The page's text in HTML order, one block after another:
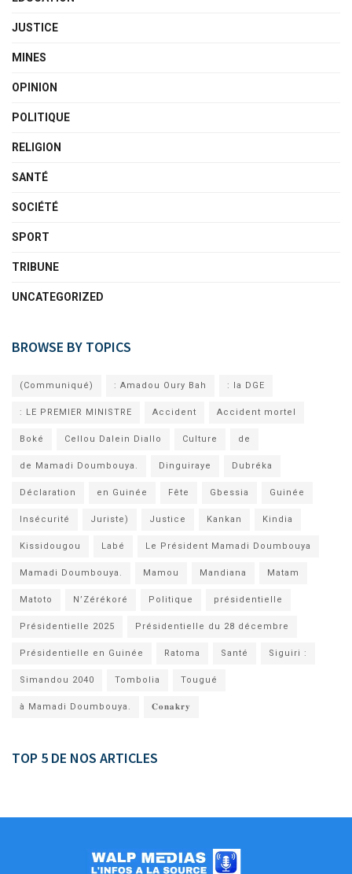
JUSTICE
MINES
OPINION
POLITIQUE
RELIGION
SANTÉ
SOCIÉTÉ
SPORT
TRIBUNE
UNCATEGORIZED
BROWSE BY TOPICS
(Communiqué) : Amadou Oury Bah : la DGE
: LE PREMIER MINISTRE Accident Accident mortel
Boké Cellou Dalein Diallo Culture de
de Mamadi Doumbouya. Dinguiraye Dubréka
Déclaration en Guinée Fête Gbessia Guinée
Insécurité Juriste) Justice Kankan Kindia
Kissidougou Labé Le Président Mamadi Doumbouya
Mamadi Doumbouya. Mamou Mandiana Matam
Matoto N’Zérékoré Politique présidentielle
Présidentielle 2025 Présidentielle du 28 décembre
Présidentielle en Guinée Ratoma Santé Siguiri :
Simandou 2040 Tombolia Tougué
à Mamadi Doumbouya. 𝐂𝐨𝐧𝐚𝐤𝐫𝐲
TOP 5 DE NOS ARTICLES